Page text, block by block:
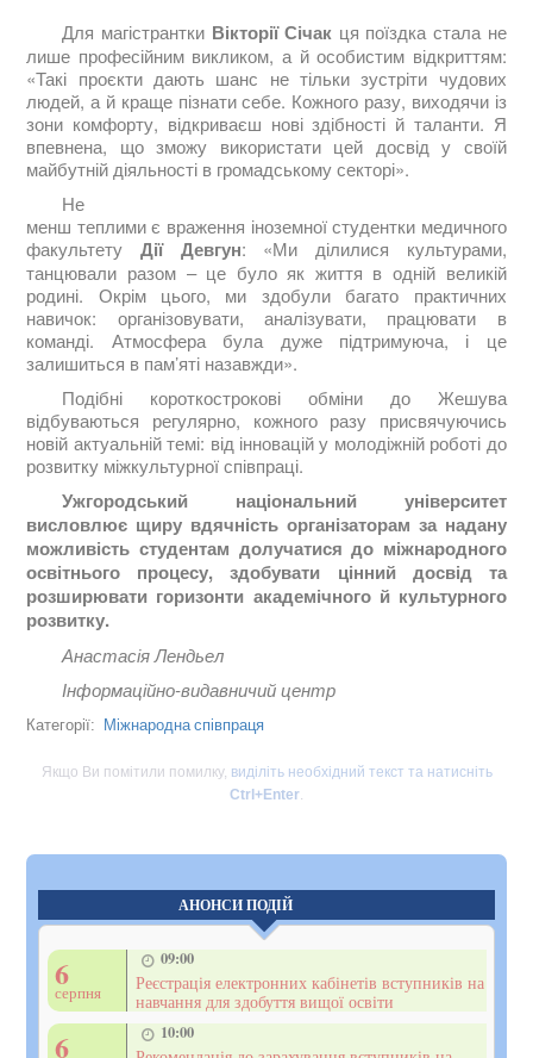
Для магістрантки Вікторії Січак ця поїздка стала не
лише професійним викликом, а й особистим відкриттям:
«Такі проєкти дають шанс не тільки зустріти чудових
людей, а й краще пізнати себе. Кожного разу, виходячи із
зони комфорту, відкриваєш нові здібності й таланти. Я
впевнена, що зможу використати цей досвід у своїй
майбутній діяльності в громадському секторі».
Не
менш теплими є враження іноземної студентки медичного
факультетуДії Девгун: «Ми ділилися культурами,
танцювали разом – це було як життя в одній великій
родині. Окрім цього, ми здобули багато практичних
навичок: організовувати, аналізувати, працювати в
команді. Атмосфера була дуже підтримуюча, і це
залишиться в пам’яті назавжди».
Подібні короткострокові обміни до Жешува
відбуваються регулярно, кожного разу присвячуючись
новій актуальній темі: від інновацій у молодіжній роботі до
розвитку міжкультурної співпраці.
Ужгородський національний університет
висловлює щиру вдячність організаторам за надану
можливість студентам долучатися до міжнародного
освітнього процесу, здобувати цінний досвід та
розширювати горизонти академічного й культурного
розвитку.
Анастасія Лендьел
Інформаційно-видавничий центр
Категорії: Міжнародна співпраця
Якщо Ви помітили помилку, виділіть необхідний текст та натисніть
Ctrl+Enter.
АНОНСИ ПОДІЙ
6
серпня
09:00
Реєстрація електронних кабінетів вступників на
навчання для здобуття вищої освіти
6 10:00